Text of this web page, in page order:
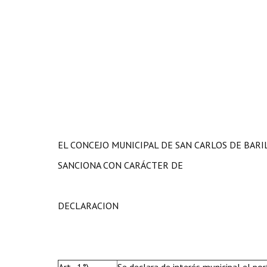
EL CONCEJO MUNICIPAL DE SAN CARLOS DE
SANCIONA CON CARÁCTER DE
DECLARACION